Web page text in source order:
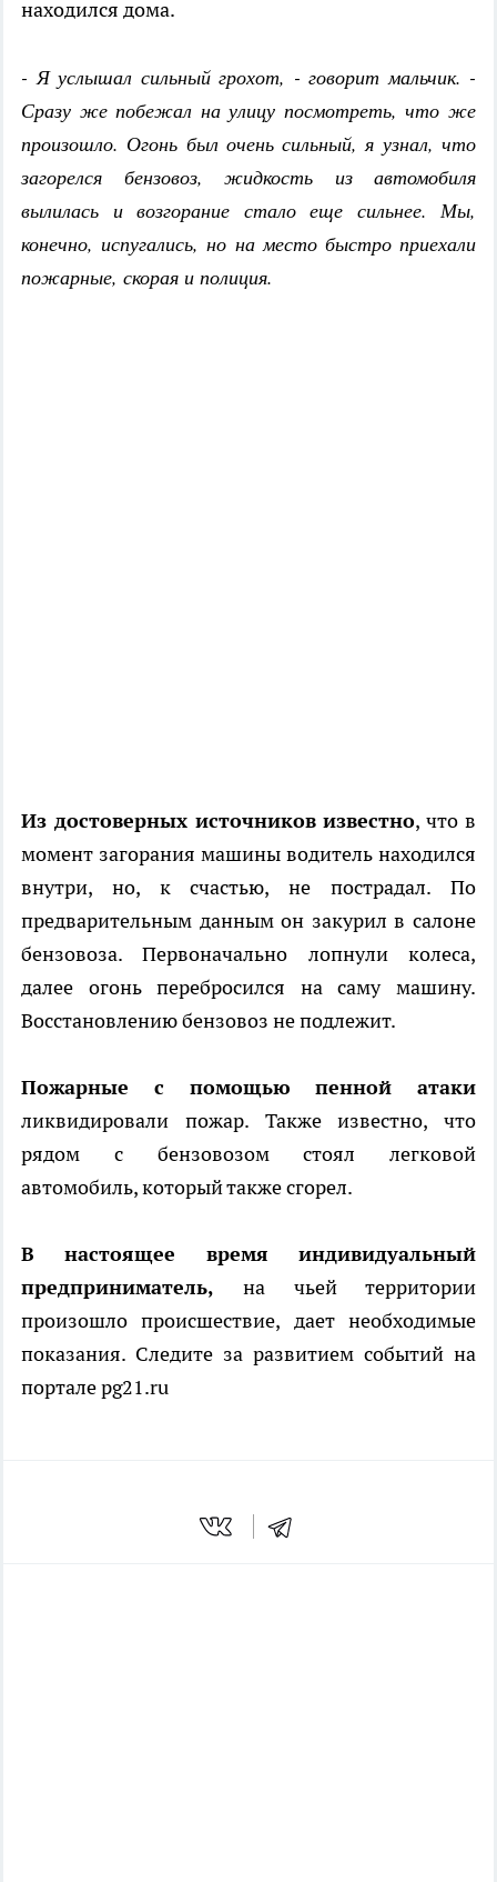
находился дома.
- Я услышал сильный грохот, - говорит мальчик. -
Сразу же побежал на улицу посмотреть, что же
произошло. Огонь был очень сильный, я узнал, что
загорелся бензовоз, жидкость из автомобиля
вылилась и возгорание стало еще сильнее. Мы,
конечно, испугались, но на место быстро приехали
пожарные, скорая и полиция.
Из достоверных источников известно, что в
момент загорания машины водитель находился
внутри, но, к счастью, не пострадал. По
предварительным данным он закурил в салоне
бензовоза. Первоначально лопнули колеса,
далее огонь перебросился на саму машину.
Восстановлению бензовоз не подлежит.
Пожарные с помощью пенной атаки
ликвидировали пожар. Также известно, что
рядом с бензовозом стоял легковой
автомобиль, который также сгорел.
В настоящее время индивидуальный
предприниматель, на чьей территории
произошло происшествие, дает необходимые
показания. Следите за развитием событий на
портале pg21.ru